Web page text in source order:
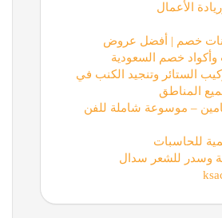
الأعمال
خصم | أفضل عروض
خصم السعودية
الستائر وتنجيد الكنب في
المناطق
– موسوعة شاملة للفن
للحاسبات
وسدر للشعر سدال